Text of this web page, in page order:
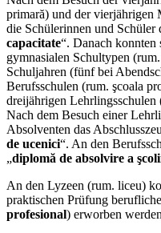
primară) und der vierjährigen
die Schülerinnen und Schüler
capacitate“. Danach konnten
gymnasialen Schultypen
Schuljahren (fünf bei
Berufsschulen (rum. şcoala
dreijährigen Lehrlingsschulen
Nach dem Besuch einer
Absolventen das
de ucenici“. An den
„diplomă de absolvire a
An den Lyzeen (rum. liceu)
praktischen Prüfung
profesional) erworben